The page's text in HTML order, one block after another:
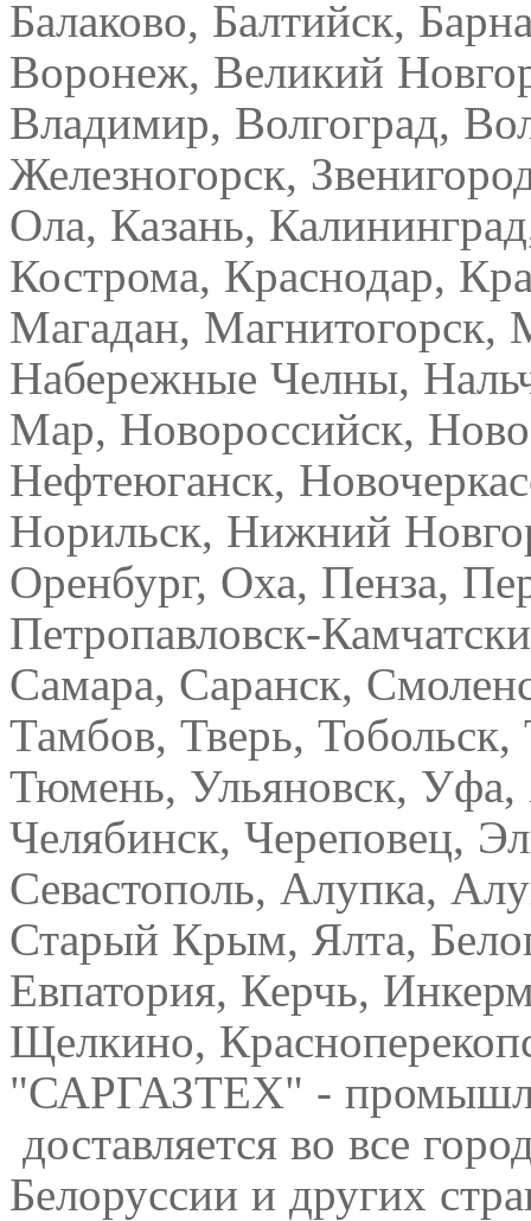
Балаково, Балтийск,
Воронеж, Великий
Владимир, Волгоград,
Железногорск,
Ола, Казань,
Кострома, Краснодар,
Магадан,
Набережные Челны,
Мар, Новороссийск,
Нефтеюганск,
Норильск, Нижний
Оренбург, Оха, Пенза,
Петропавловск-
Самара, Саранск,
Тамбов, Тверь, Тобольск,
Тюмень, Ульяновск,
Челябинск, Череповец,
Севастополь, Алупка,
Старый Крым, Ялта,
Евпатория, Керчь,
Щелкино,
"САРГАЗТЕХ" -
доставляется во все
Белоруссии и других